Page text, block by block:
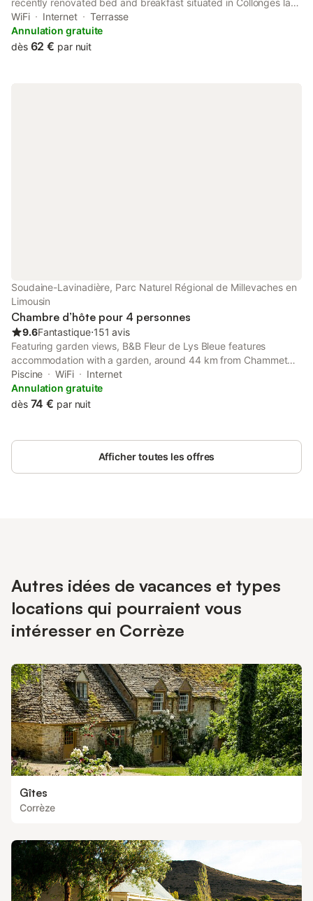
recently renovated bed and breakfast situated in Collonges la
rouge, 39 km from Merveilles Cave. This property offers access
to a terrace, free private parking and free WiFi.
WiFi Internet
Terrasse
Annulation gratuite
dès 62 € par nuit
Soudaine-Lavinadière, Parc Naturel Régional de Millevaches en
Limousin
Chambre d’hôte pour 4 personnes
9.6Fantastique⋅151 avis
Featuring garden views, B&B Fleur de Lys Bleue features
accommodation with a garden, around 44 km from Chammet
Golf Course. This property offers access to a terrace and free
private parking.
Piscine WiFi
Internet
Annulation gratuite
dès 74 € par nuit
Afficher toutes les offres
Autres idées de vacances et types
locations qui pourraient vous
intéresser en Corrèze
Gîtes
Corrèze